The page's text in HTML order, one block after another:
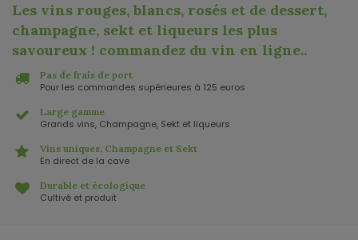
Les vins rouges, blancs, rosés et de dessert,
champagne, sekt et liqueurs les plus
savoureux ! commandez du vin en ligne..
Pas de frais de port
Pour les commandes supérieures à 125 euros
Large gamme
Grands vins, Champagne, Sekt et liqueurs
Vins uniques, Champagne et Sekt
En direct de la cave
Durable et écologique
Cultivé et produit